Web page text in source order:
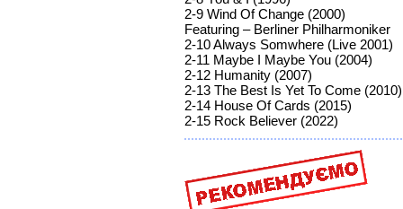
2-9 Wind Of Change (2000)
Featuring – Berliner Philharmoniker
2-10 Always Somwhere (Live 2001)
2-11 Maybe I Maybe You (2004)
2-12 Humanity (2007)
2-13 The Best Is Yet To Come (2010)
2-14 House Of Cards (2015)
2-15 Rock Believer (2022)